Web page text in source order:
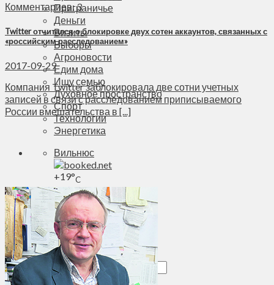
Приграничье
Деньги
Визиты
Выборы
Агроновости
Едим дома
Ищу семью
Духовное пространство
Спорт
Технологии
Энергетика
Вильнюс
+19°C
Макс.:+23°
Мин.:+12°
Вс, 09.08.2026
Комментариев: 3
Twitter отчитался о блокировке двух сотен аккаунтов, связанных с
«российским расследованием»
2017-09-29
Компания Twitter заблокировала две сотни учетных
записей в связи с расследованием приписываемого
России вмешательства в [...]